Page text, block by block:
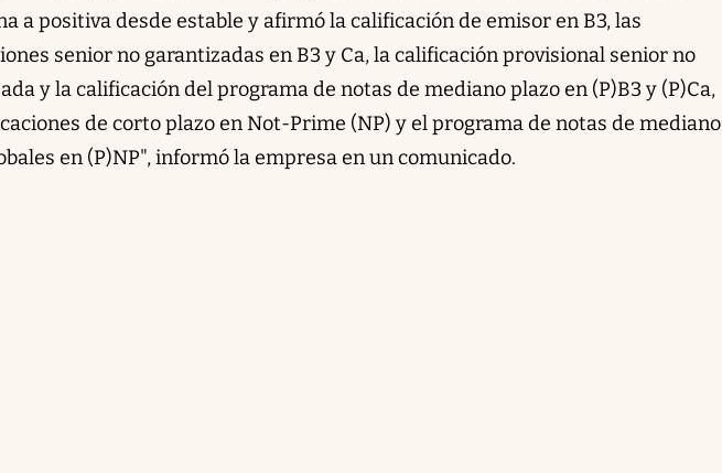
a positiva desde estable y afirmó la calificación de emisor en B3, las
senior no garantizadas en B3 y Ca, la calificación provisional senior no
y la calificación del programa de notas de mediano plazo en (P)B3 y (P)Ca,
de corto plazo en Not-Prime (NP) y el programa de notas de mediano
en (P)NP", informó la empresa en un comunicado.